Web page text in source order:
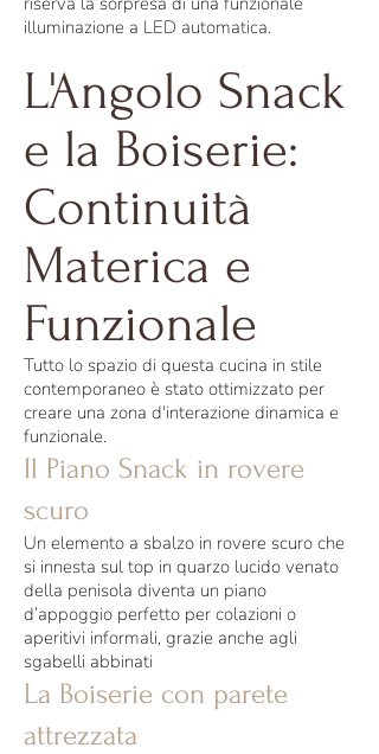
illuminazione a LED automatica.
L'Angolo Snack
e la Boiserie:
Continuità
Materica e
Funzionale
Tutto lo spazio di questa cucina in stile
contemporaneo è stato ottimizzato per
creare una zona d'interazione dinamica e
funzionale.
Il Piano Snack in rovere
scuro
Un elemento a sbalzo in rovere scuro che
si innesta sul top in quarzo lucido venato
della penisola diventa un piano
d’appoggio perfetto per colazioni o
aperitivi informali, grazie anche agli
sgabelli abbinati
La Boiserie con parete
attrezzata